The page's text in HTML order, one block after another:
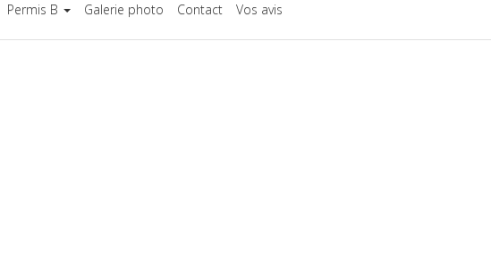
Permis B Galerie photo Contact Vos avis